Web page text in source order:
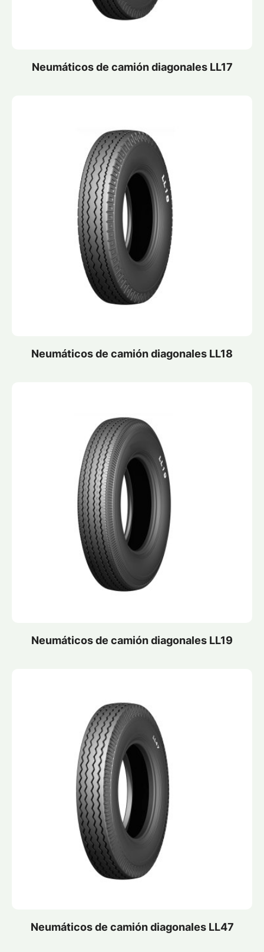
Neumáticos de camión diagonales LL17
Neumáticos de camión diagonales LL18
Neumáticos de camión diagonales LL19
Neumáticos de camión diagonales LL47